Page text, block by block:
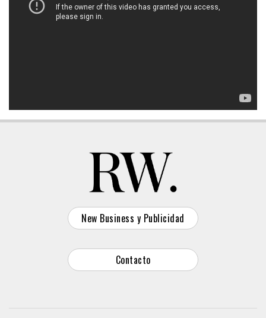
New Business y Publicidad
Contacto